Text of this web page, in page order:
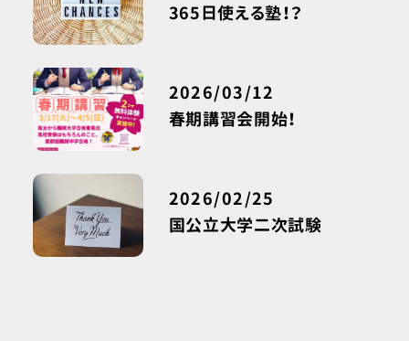
365日使える塾！？
春期講習会開始！
2026/03/12
国公立大学二次試験
2026/02/25